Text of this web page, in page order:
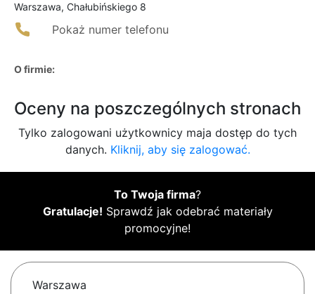
Warszawa, Chałubińskiego 8
Pokaż numer telefonu
O firmie:
Oceny na poszczególnych stronach
Tylko zalogowani użytkownicy maja dostęp do tych
danych. Kliknij, aby się zalogować.
To Twoja firma?
Gratulacje! Sprawdź jak odebrać materiały
promocyjne!
Warszawa